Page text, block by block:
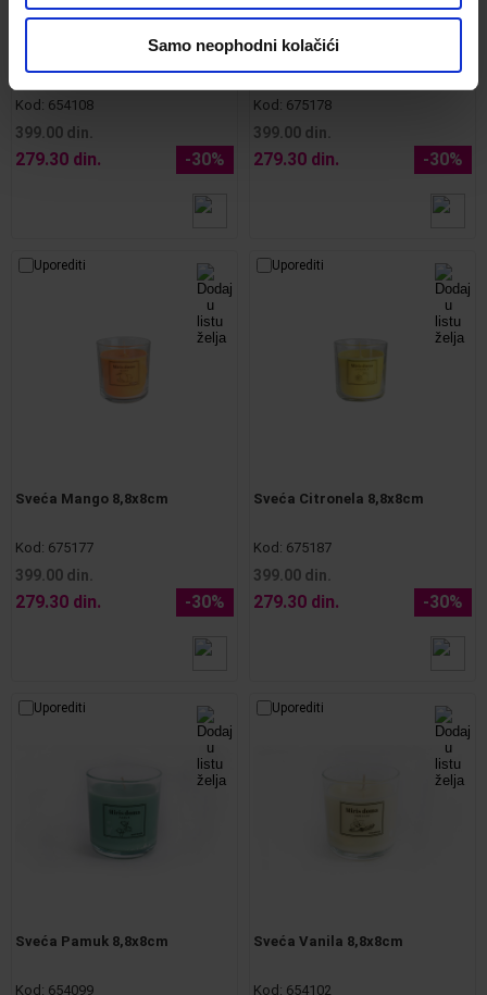
Samo neophodni kolačići
Sveća Lavanda-vanila 8,8x8cm
Kod: 654108
399.00 din.
279.30 din. -30%
Sveća Divlja trešnja 8,8x8cm
Kod: 675178
399.00 din.
279.30 din. -30%
Uporediti
Sveća Mango 8,8x8cm
Kod: 675177
399.00 din.
279.30 din. -30%
Uporediti
Sveća Citronela 8,8x8cm
Kod: 675187
399.00 din.
279.30 din. -30%
Uporediti
Sveća Pamuk 8,8x8cm
Kod: 654099
Uporediti
Sveća Vanila 8,8x8cm
Kod: 654102